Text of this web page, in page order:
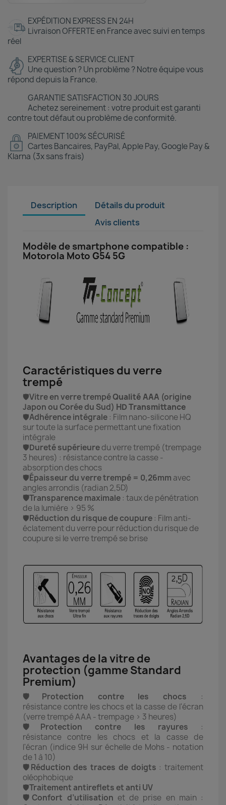
EXPÉDITION EXPRESS EN 24H
Livraison OFFERTE en France avec suivi en temps
réel
EXPERTISE & SERVICE CLIENT
Une question ? Un problème ? Notre équipe vous
répond depuis la France.
GARANTIE SATISFACTION 30 JOURS
Achetez sereinement : votre produit est garanti
contre tout défaut ou problème de conformité.
PAIEMENT 100% SÉCURISÉ
Cartes Bancaires, PayPal, Apple Pay, Google Pay &
Klarna (3x sans frais)
Description
Détails du produit
Avis clients
Modèle de smartphone compatible :
Motorola Moto G54 5G
Caractéristiques du verre
trempé
🛡️Vitre en verre trempéQualité AAA (origine
Japon ou Corée du Sud) HD Transmittance
🛡️Adhérence intégrale : Film nano-silicone HQ
sur toute la surface permettant une fixation
intégrale
🛡️Dureté supérieuredu verre trempé (trempage
3 heures) : résistance contre la casse -
absorption des chocs
🛡️Épaisseur du verre trempé = 0,26mm avec
angles arrondis (radian 2,5D)
🛡️Transparence maximale : taux de pénétration
de la lumière > 95 %
🛡️Réduction du risque de coupure : Film anti-
éclatement du verre pour réduction du risque de
coupure si le verre trempé se brise
Avantages de la vitre de
protection (gamme Standard
Premium)
🛡️Protection contre les chocs :
résistance contre les chocs et la casse de l'écran
(verre trempé AAA - trempage > 3 heures)
🛡️Protection contre les rayures :
résistance contre les chocs et la casse de
l'écran (indice 9H sur échelle de Mohs - notation
de 1 à 10)
🛡️Réduction des traces de doigts : traitement
oléophobique
🛡️Traitement antireflets et anti UV
🛡️Confort d’utilisation et de prise en main :